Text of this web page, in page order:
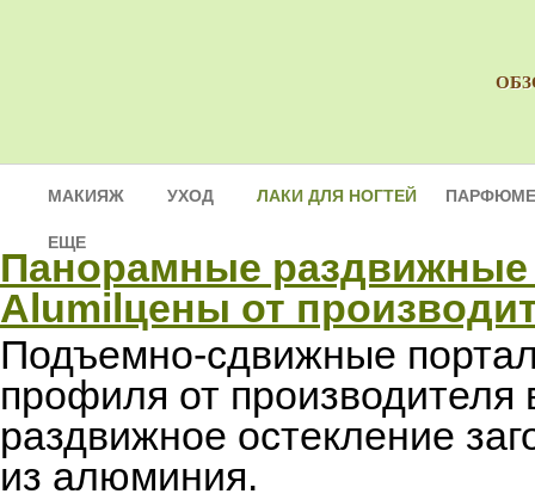
МАКИЯЖ УХОД ЛАКИ ДЛЯ НОГТЕЙ
ЕЩЕ
Панорамные раздвижные
Alumilцены от
Подъемно-сдвижные
профиля от
раздвижное остекление
из алюминия.